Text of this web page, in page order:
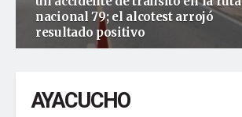
nacional 79; el alcotest arrojó
resultado positivo
AYACUCHO